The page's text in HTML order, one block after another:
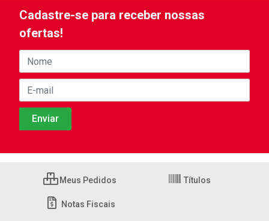
Cadastre-se para receber nossas
ofertas!
Meus Pedidos Títulos
Notas Fiscais